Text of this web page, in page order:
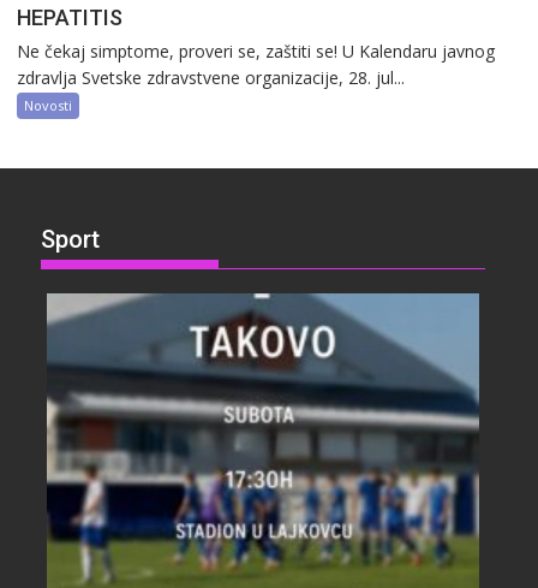
HEPATITIS
Ne čekaj simptome, proveri se, zaštiti se! U Kalendaru javnog
zdravlja Svetske zdravstvene organizacije, 28. jul...
Novosti
Sport